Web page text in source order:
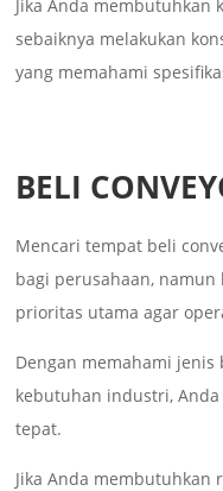
Jika Anda membutuhkan
sebaiknya melakukan
yang memahami
BELI
Mencari tempat beli
bagi perusahaan,
prioritas utama agar
Dengan memahami
kebutuhan industri,
tepat.
Jika Anda membutuhkan